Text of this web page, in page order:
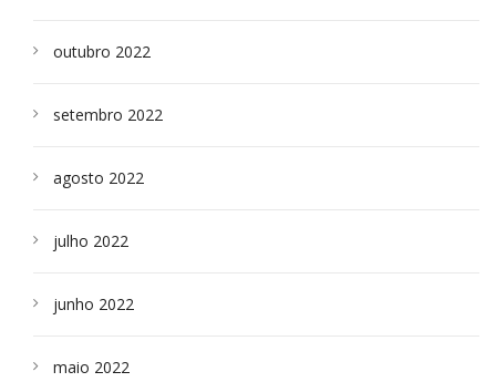
outubro 2022
setembro 2022
agosto 2022
julho 2022
junho 2022
maio 2022